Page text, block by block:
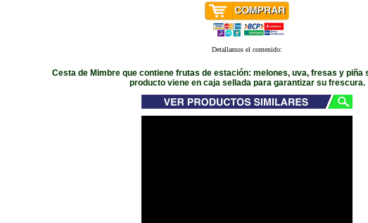
Detallamos el contenido:
Cesta de Mimbre que contiene frutas de estación: melones, uva, fresas y piña
producto viene en caja sellada para garantizar su frescura.